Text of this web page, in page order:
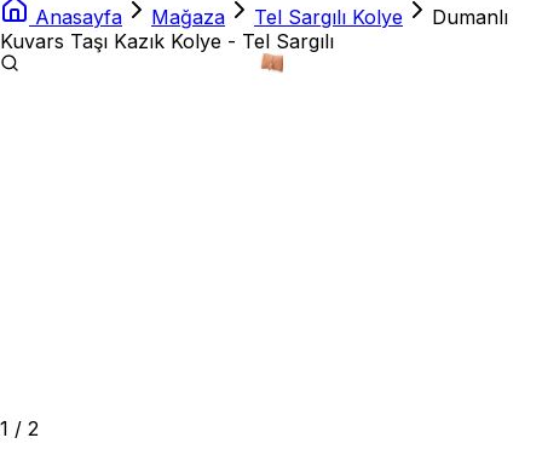
Anasayfa Mağaza Tel Sargılı Kolye
Dumanlı
Kuvars Taşı Kazık Kolye - Tel Sargılı
1 / 2